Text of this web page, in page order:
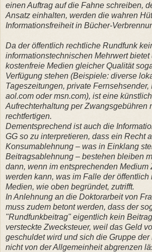
einen Auftrag auf die Fahne schreiben,
Ansatz einhalten, werden die wahren
Informationsfreiheit in Bücher-
Da der öffentlich rechtliche Rundfunk
informationstechnischen Mehrwert bietet
kostenfreie Medien gleicher Qualität
Verfügung stehen (Beispiele: diverse
Tageszeitungen, private
aol.com oder msn.com), ist eine
Aufrechterhaltung per Zwangsgebühren
rechtfertigen.
Dementsprechend ist auch die
GG so zu interpretieren, dass ein Recht
Konsumablehnung – was in Einklang
Beitragsablehnung – bestehen bleiben
dann, wenn im entsprechenden Medium
werden kann, was im Falle der öffentlich
Medien, wie oben begründet, zutrifft.
In Anlehnung an die Doktorarbeit von
muss zudem betont werden, dass der
"Rundfunkbeitrag" eigentlich kein
versteckte Zwecksteuer, weil das Geld
geschuldet wird und sich die Gruppe
nicht von der Allgemeinheit abgrenzen